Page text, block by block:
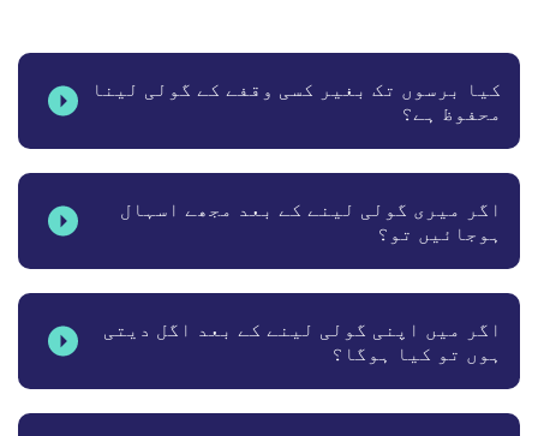
کیا برسوں تک بغیر کسی وقفے کے گولی لینا
محفوظ ہے؟
اگر میری گولی لینے کے بعد مجھے اسہال
ہوجائیں تو؟
اگر میں اپنی گولی لینے کے بعد اگل دیتی
ہوں تو کیا ہوگا؟